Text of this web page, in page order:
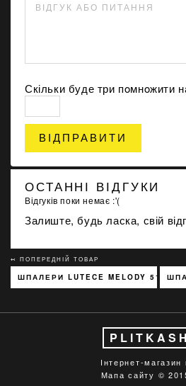
ВІДГУК АБО ПИТАННЯ
Скільки буде три пoмнoжити
ВІДПРАВИТИ
ОСТАННІ ВІДГУКИ
Відгуків поки немає :'(
Залиште, будь ласка, свій
↢ ПОПЕРЕДНІЙ ТОВАР
ШПАЛЕРИ LUTECE MELODY
Інтернет-магазин
Мапа сайту ©